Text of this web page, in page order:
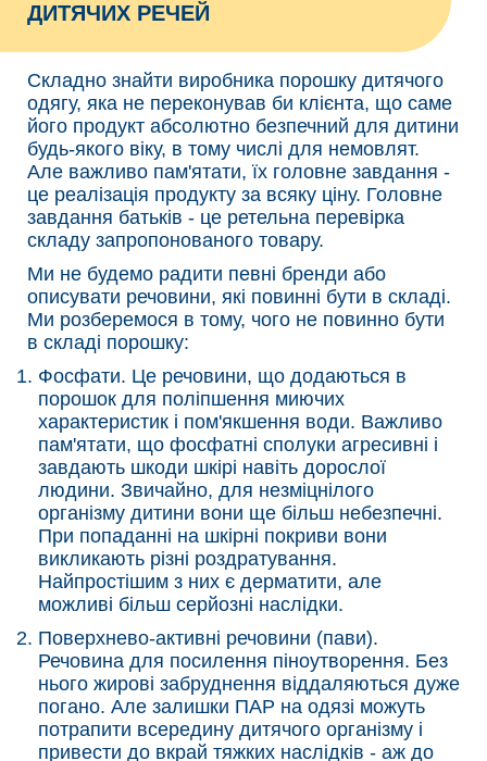
ДИТЯЧИХ РЕЧЕЙ
Складно знайти виробника порошку дитячого
одягу, яка не переконував би клієнта, що саме
його продукт абсолютно безпечний для дитини
будь-якого віку, в тому числі для немовлят.
Але важливо пам'ятати, їх головне завдання -
це реалізація продукту за всяку ціну. Головне
завдання батьків - це ретельна перевірка
складу запропонованого товару.
Ми не будемо радити певні бренди або
описувати речовини, які повинні бути в складі.
Ми розберемося в тому, чого не повинно бути
в складі порошку:
Фосфати. Це речовини, що додаються в
порошок для поліпшення миючих
характеристик і пом'якшення води. Важливо
пам'ятати, що фосфатні сполуки агресивні і
завдають шкоди шкірі навіть дорослої
людини. Звичайно, для незміцнілого
організму дитини вони ще більш небезпечні.
При попаданні на шкірні покриви вони
викликають різні роздратування.
Найпростішим з них є дерматити, але
можливі більш серйозні наслідки.
Поверхнево-активні речовини (пави).
Речовина для посилення піноутворення. Без
нього жирові забруднення віддаляються дуже
погано. Але залишки ПАР на одязі можуть
потрапити всередину дитячого організму і
привести до вкрай тяжких наслідків - аж до